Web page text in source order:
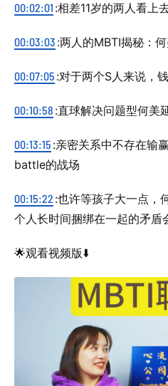
00:02:01 :相差11岁的两人看上
00:03:03 :两人的MBTI揭秘：
00:07:05 :对于两个S人来说，
00:10:58 :直球解决问题型何美
00:13:15 :亲密关系中不存在输
battle的战场
00:15:22 :也许等孩子大一点，
个人长时间捆绑在一起的矛盾
🌟观看视频版⬇️